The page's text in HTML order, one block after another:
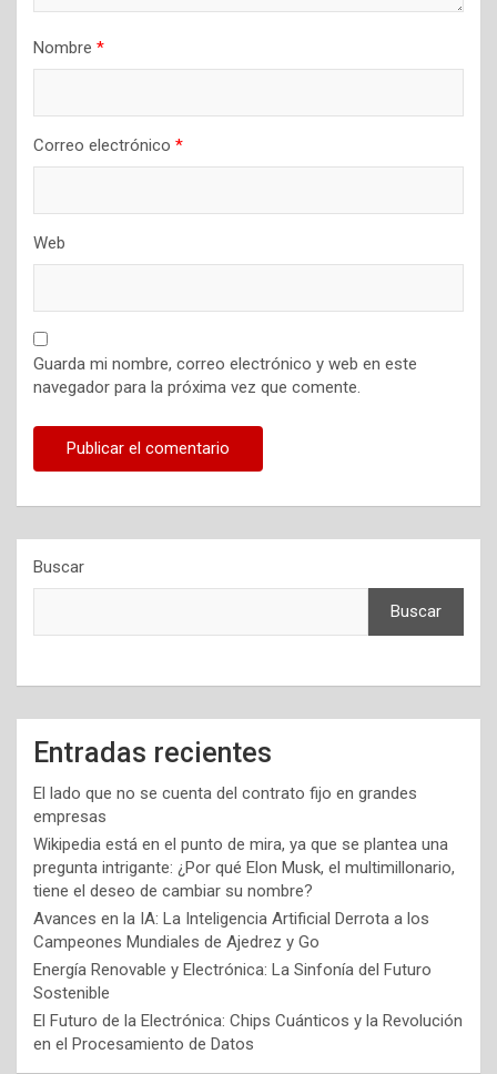
Nombre *
Correo electrónico *
Web
Guarda mi nombre, correo electrónico y web en este
navegador para la próxima vez que comente.
Buscar
Buscar
Entradas recientes
El lado que no se cuenta del contrato fijo en grandes
empresas
Wikipedia está en el punto de mira, ya que se plantea una
pregunta intrigante: ¿Por qué Elon Musk, el multimillonario,
tiene el deseo de cambiar su nombre?
Avances en la IA: La Inteligencia Artificial Derrota a los
Campeones Mundiales de Ajedrez y Go
Energía Renovable y Electrónica: La Sinfonía del Futuro
Sostenible
El Futuro de la Electrónica: Chips Cuánticos y la Revolución
en el Procesamiento de Datos